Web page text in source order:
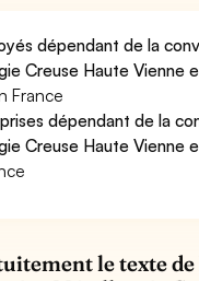
dépendant de la
Creuse Haute Vienne
France
dépendant de la
Creuse Haute Vienne
le texte de